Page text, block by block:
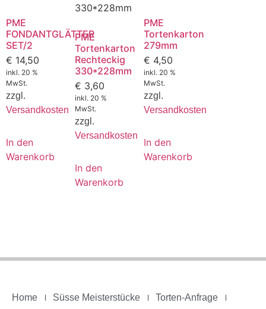
PME
FONDANTGLÄTTER
SET/2
€ 14,50
inkl. 20 %
MwSt.
zzgl.
Versandkosten
In den
Warenkorb
PME
Tortenkarton
Rechteckig
330*228mm
€ 3,60
inkl. 20 %
MwSt.
zzgl.
Versandkosten
In den
Warenkorb
PME
Tortenkarton
279mm
€ 4,50
inkl. 20 %
MwSt.
zzgl.
Versandkosten
In den
Warenkorb
Home Süsse Meisterstücke
Torten-Anfrage